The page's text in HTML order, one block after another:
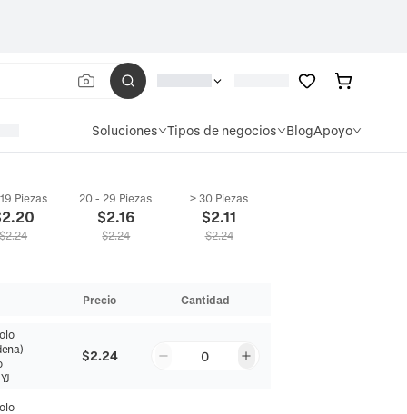
Soluciones Tipos de negocios BlogApoyo
Piezas
2.20
$2.24
20 - 29 Piezas
$2.16
$2.24
≥ 30 Piezas
$2.11
$2.24
Precio Cantidad
$2.24 0